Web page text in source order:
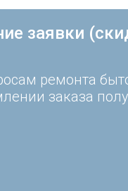
заявки
ремонта
заказа